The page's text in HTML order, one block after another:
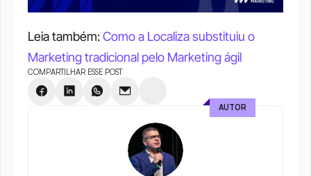
Leia também: Como a Localiza substituiu o
Marketing tradicional pelo Marketing ágil
COMPARTILHAR ESSE POST
AUTOR